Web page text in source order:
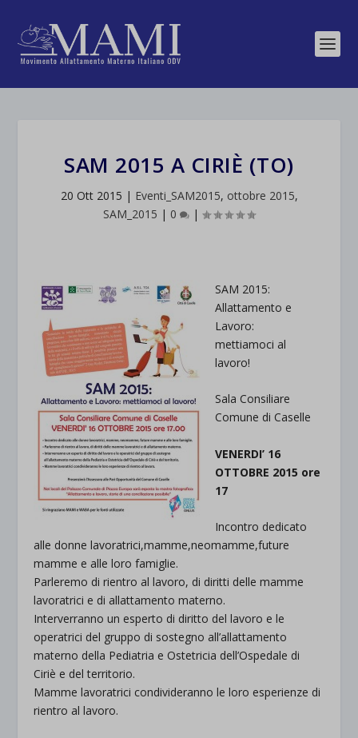
SAM 2015 A CIRIÈ (TO)
20 Ott 2015 | Eventi_SAM2015, ottobre 2015,
SAM_2015 | 0 |
SAM 2015:
Allattamento e
Lavoro:
mettiamoci al
lavoro!
Sala Consiliare
Comune di Caselle
VENERDI’ 16
OTTOBRE 2015 ore
17
Incontro dedicato
alle donne lavoratrici,mamme,neomamme,future
mamme e alle loro famiglie.
Parleremo di rientro al lavoro, di diritti delle mamme
lavoratrici e di allattamento materno.
Interverranno un esperto di diritto del lavoro e le
operatrici del gruppo di sostegno all’allattamento
materno della Pediatria e Ostetricia dell’Ospedale di
Ciriè e del territorio.
Mamme lavoratrici condivideranno le loro esperienze di
rientro al lavoro.